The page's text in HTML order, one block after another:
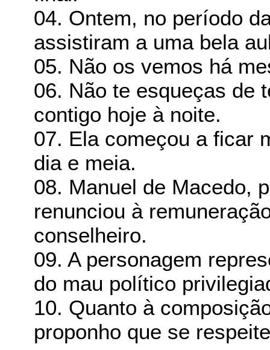
04. Ontem, no período
assistiram a uma bela
05. Não os vemos há
06. Não te esqueças de
contigo hoje à noite.
07. Ela começou a ficar
dia e meia.
08. Manuel de Macedo,
renunciou à
conselheiro.
09. A personagem
do mau político
10. Quanto à
proponho que se